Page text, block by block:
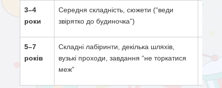
3–4
роки
Середня складність, сюжети (“веди
звірятко до будиночка”)
5–7
років
Складні лабіринти, декілька шляхів,
вузькі проходи, завдання “не торкатися
меж”